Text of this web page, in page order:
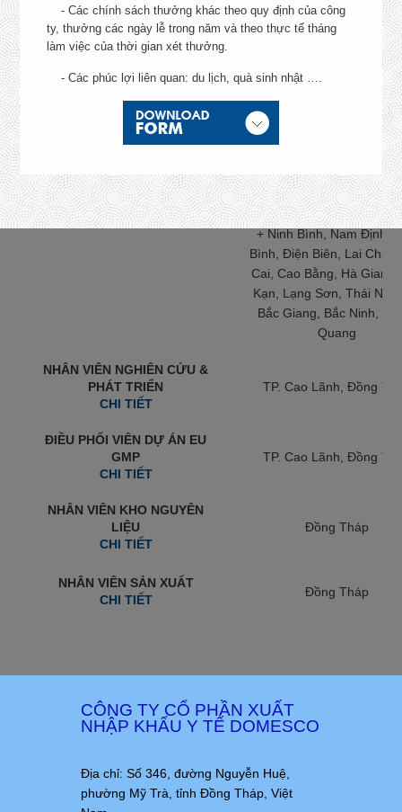
- Các chính sách thưởng khác theo quy định của công
ty, thưởng các ngày lễ trong năm và theo thực tế tháng
làm việc của thời gian xét thưởng.
- Các phúc lợi liên quan: du lịch, quà sinh nhật ….
TRÌNH DƯỢC VIÊN OTC
CHI TIẾT
Giáo, Dĩ An, Thuận An
+ Bình Phước: TP Đồng
Bù Đăng, Phú Riềng,
+ Lâm Đồng, Gia Lai,
Tum, Đắk Nông, Phú
Khánh Hoà, Đắk Lắk,
+ TP. Đà Nẵng, Quảng
Quảng Ngãi, Hà Tĩnh,
Định, Thừa Thiên Huế
+ Ninh Bình, Nam Định,
Bình, Điện Biên, Lai
Cai, Cao Bằng, Hà Giang,
Kạn, Lạng Sơn, Thái
Bắc Giang, Bắc Ninh,
Quang
NHÂN VIÊN NGHIÊN CỨU &
PHÁT TRIỂN
CHI TIẾT
TP. Cao Lãnh, Đồng
ĐIỀU PHỐI VIÊN DỰ ÁN EU
GMP
CHI TIẾT
TP. Cao Lãnh, Đồng
NHÂN VIÊN KHO NGUYÊN
LIỆU
CHI TIẾT
Đồng Tháp
NHÂN VIÊN SẢN XUẤT
CHI TIẾT
Đồng Tháp
CÔNG TY CỔ PHẦN XUẤT
NHẬP KHẨU Y TẾ DOMESCO
Địa chỉ: Số 346, đường Nguyễn Huệ,
phường Mỹ Trà, tỉnh Đồng Tháp, Việt